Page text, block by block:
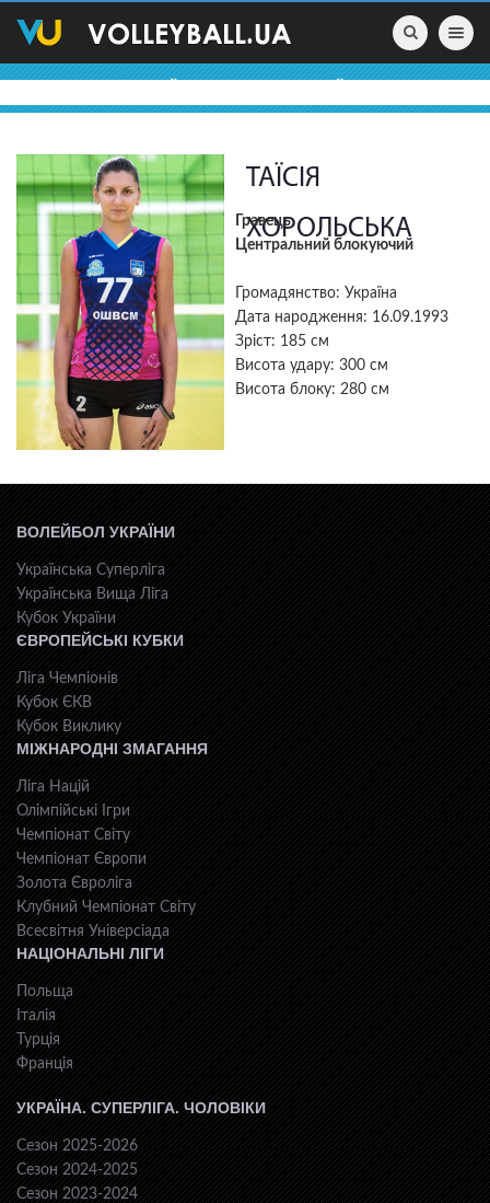
Toggle
ТАЇСІЯ
ХОРОЛЬСЬКА
Гравець
Центральний блокуючий
Громадянство: Україна
Дата народження: 16.09.1993
Зріст: 185 см
Висота удару: 300 см
Висота блоку: 280 см
ВОЛЕЙБОЛ УКРАЇНИ
Українська Суперліга
Українська Вища Ліга
Кубок України
ЄВРОПЕЙСЬКІ КУБКИ
Ліга Чемпіонів
Кубок ЄКВ
Кубок Виклику
МІЖНАРОДНІ ЗМАГАННЯ
Ліга Націй
Олімпійські Ігри
Чемпіонат Світу
Чемпіонат Європи
Золота Євроліга
Клубний Чемпіонат Світу
Всесвiтня Унiверсiaда
НАЦІОНАЛЬНІ ЛІГИ
Польща
Італія
Турція
Франція
УКРАЇНА. СУПЕРЛІГА. ЧОЛОВІКИ
Сезон 2025-2026
Сезон 2024-2025
Сезон 2023-2024